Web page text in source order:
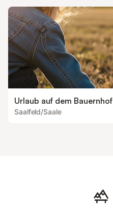
Urlaub auf dem Bauernhof
Saalfeld/Saale